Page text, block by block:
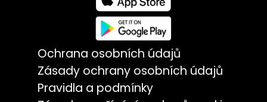
Ochrana osobních údajů
Zásady ochrany osobních údajů
Pravidla a podmínky